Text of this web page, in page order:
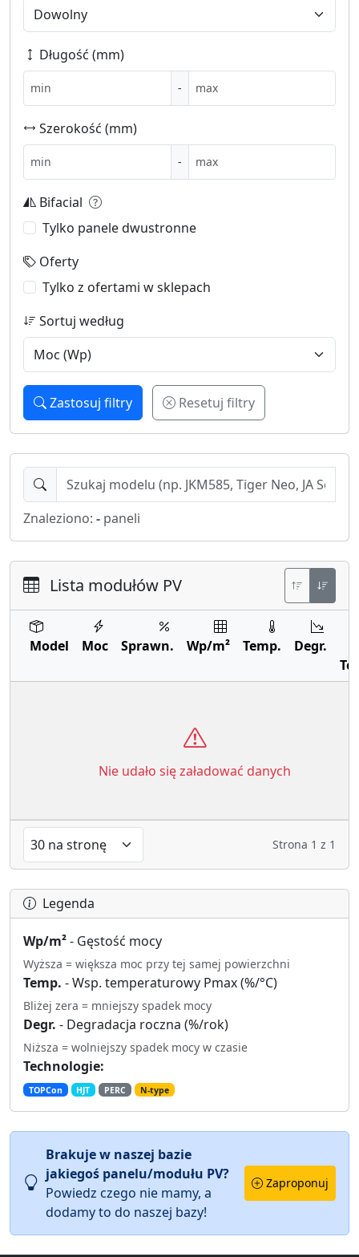
Długość (mm)
-
Szerokość (mm)
-
Bifacial
Tylko panele dwustronne
Oferty
Tylko z ofertami w sklepach
Sortuj według
Zastosuj filtry Resetuj filtry
Znaleziono: - paneli
Lista modułów PV
Model Moc Sprawn. Wp/m² Temp.
Degr.
Nie udało się załadować danych
Strona 1 z 1
Legenda
Wp/m²- Gęstość mocy
Wyższa = większa moc przy tej samej powierzchni
Temp. - Wsp. temperaturowy Pmax (%/°C)
Bliżej zera = mniejszy spadek mocy
Degr. - Degradacja roczna (%/rok)
Niższa = wolniejszy spadek mocy w czasie
Technologie:
TOPCon HJT PERC N-type
Brakuje w naszej bazie
jakiegoś panelu/modułu PV?
Powiedz czego nie mamy, a
dodamy to do naszej bazy!
Zaproponuj